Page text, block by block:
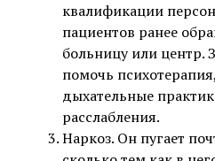
квалификации
пациентов ранее
больницу или центр.
помочь
дыхательные
расслабления.
Наркоз. Он пугает